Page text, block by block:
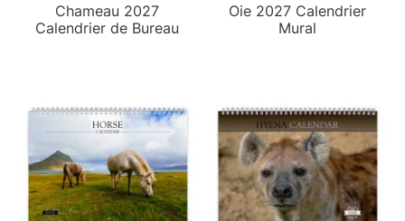
Chameau 2027
Calendrier de Bureau
Oie 2027 Calendrier
Mural